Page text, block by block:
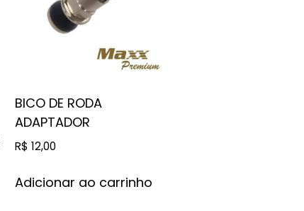
BICO DE RODA
ADAPTADOR
R$ 12,00
Adicionar ao carrinho